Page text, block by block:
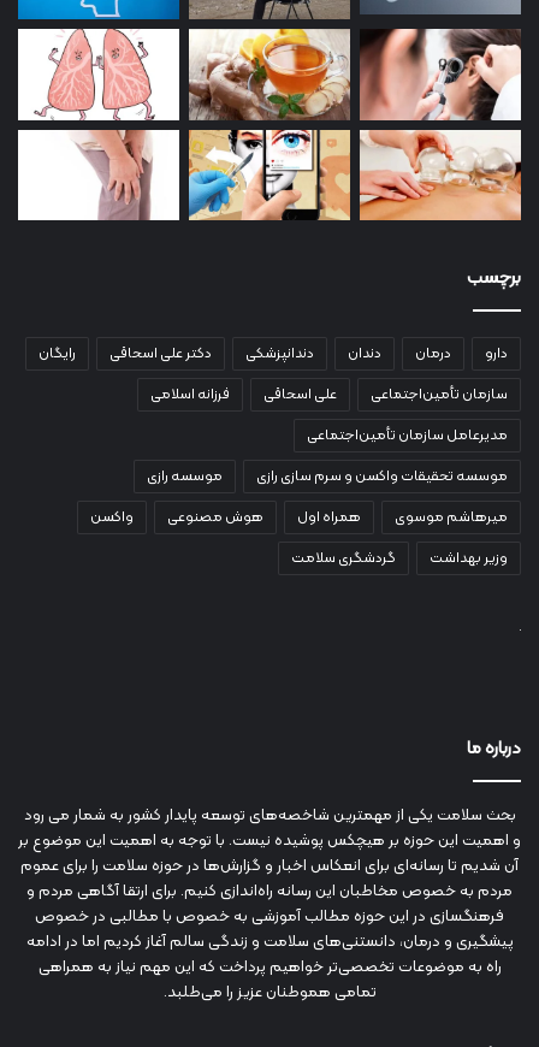
برچسب
دارو درمان دندان دندانپزشکی دکتر علی اسحاقی
رایگان
سازمان تأمین‌اجتماعی
علی اسحاقی
فرزانه اسلامی
مدیرعامل سازمان تأمین‌اجتماعی
موسسه تحقیقات واکسن و سرم سازی رازی
موسسه رازی
میرهاشم موسوی
همراه اول هوش مصنوعی
واکسن
وزیر بهداشت
گردشگری سلامت
درباره ما
بحث سلامت یکی از مهمترین شاخصه‌های توسعه پایدار کشور به شمار می رود
و اهمیت این حوزه بر هیچکس پوشیده نیست. با توجه به اهمیت این موضوع بر
آن شدیم تا رسانه‌ای برای انعکاس اخبار و گزارش‌ها در حوزه سلامت را برای عموم
مردم به خصوص مخاطبان این رسانه راه‌اندازی کنیم. برای ارتقا آگاهی مردم و
فرهنگسازی در این حوزه مطالب آموزشی به خصوص با مطالبی در خصوص
پیشگیری و درمان، دانستنی‌های سلامت و زندگی سالم آغاز کردیم اما در ادامه
راه به موضوعات تخصصی‌تر خواهیم پرداخت که این مهم نیاز به همراهی
تمامی هموطنان عزیز را می‌طلبد.